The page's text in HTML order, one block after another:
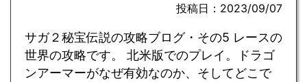
投稿日：2023/09/07
サガ２秘宝伝説の攻略ブログ・その5 レースの
世界の攻略です。 北米版でのプレイ。ドラゴ
ンアーマーがなぜ有効なのか、そしてどこで